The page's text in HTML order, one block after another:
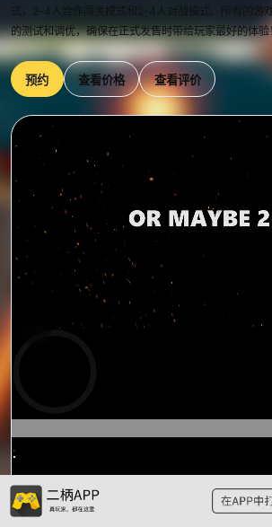
式，2-4人合作闯关模式和2-4人对战模式。所有的游
的测试和调优，确保在正式发售时带给玩家最好的体验
预约 查看价格 查看评价
0:14
/